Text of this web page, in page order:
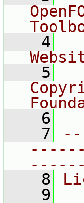
    4
    5
    6
    7
    8
    9